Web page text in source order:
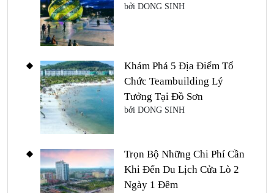
bởi DONG SINH
Khám Phá 5 Địa Điểm Tổ
Chức Teambuilding Lý
Tưởng Tại Đồ Sơn
bởi DONG SINH
Trọn Bộ Những Chi Phí Cần
Khi Đến Du Lịch Cửa Lò 2
Ngày 1 Đêm